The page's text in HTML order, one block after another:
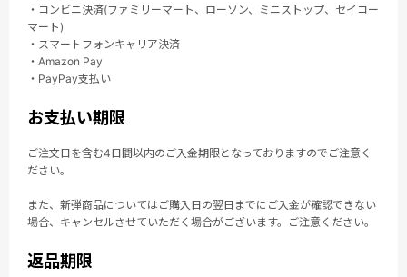
・コンビニ決済(ファミリーマート、ローソン、ミニストップ、セイコー
マート)
・スマートフォンキャリア決済
・Amazon Pay
・PayPay支払い
お支払い期限
ご注文日を含む4日間以内のご入金期限となっておりますのでご注意く
ださい。
また、新弾商品についてはご購入日の翌日までにご入金が確認できない
場合、キャンセルさせていただく場合がございます。ご注意ください。
返品期限